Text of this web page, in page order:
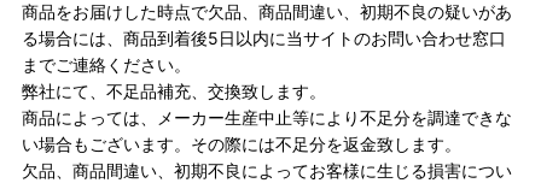
商品をお届けした時点で欠品、商品間違い、初期不良の疑いがあ
る場合には、商品到着後5日以内に当サイトのお問い合わせ窓口
までご連絡ください。
弊社にて、不足品補充、交換致します。
商品によっては、メーカー生産中止等により不足分を調達できな
い場合もございます。その際には不足分を返金致します。
欠品、商品間違い、初期不良によってお客様に生じる損害につい